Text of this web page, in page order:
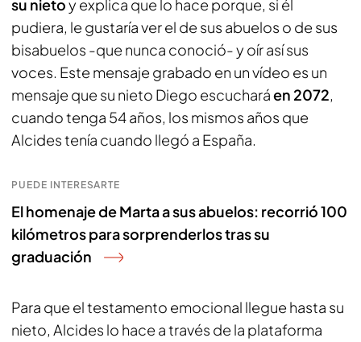
su nietoy explica que lo hace porque, si él
pudiera, le gustaría ver el de sus abuelos o de sus
bisabuelos -que nunca conoció- y oír así sus
voces. Este mensaje grabado en un vídeo es un
mensaje que su nieto Diego escucharáen 2072,
cuando tenga 54 años, los mismos años que
Alcides tenía cuando llegó a España.
PUEDE INTERESARTE
El homenaje de Marta a sus abuelos: recorrió 100
kilómetros para sorprenderlos tras su
graduación
Para que el testamento emocional llegue hasta su
nieto, Alcides lo hace a través de la plataforma